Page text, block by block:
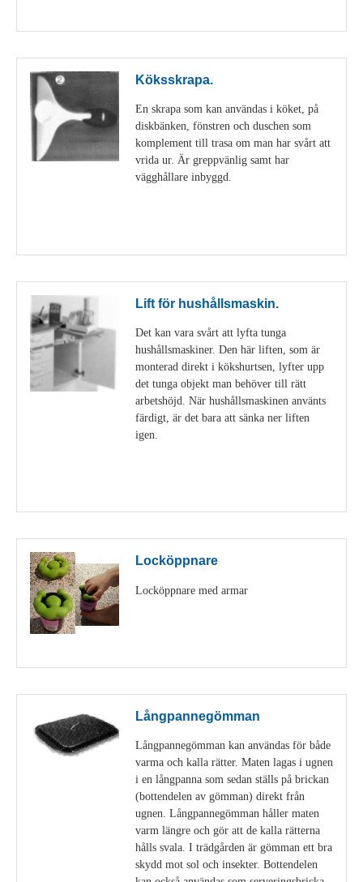
Köksskrapa.
En skrapa som kan användas i köket, på
diskbänken, fönstren och duschen som
komplement till trasa om man har svårt att
vrida ur. Är greppvänlig samt har
vägghållare inbyggd.
Lift för hushållsmaskin.
Det kan vara svårt att lyfta tunga
hushållsmaskiner. Den här liften, som är
monterad direkt i kökshurtsen, lyfter upp
det tunga objekt man behöver till rätt
arbetshöjd. När hushållsmaskinen använts
färdigt, är det bara att sänka ner liften
igen.
Locköppnare
Locköppnare med armar
Långpannegömman
Långpannegömman kan användas för både
varma och kalla rätter. Maten lagas i ugnen
i en långpanna som sedan ställs på brickan
(bottendelen av gömman) direkt från
ugnen. Långpannegömman håller maten
varm längre och gör att de kalla rätterna
hålls svala. I trädgården är gömman ett bra
skydd mot sol och insekter. Bottendelen